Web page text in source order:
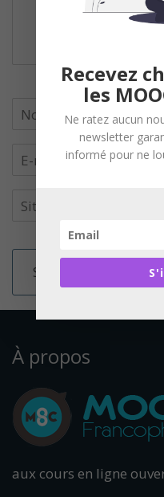
À propos
aux cours en ligne
Recevez
les
Ne ratez aucun
newsletter
informé pour ne